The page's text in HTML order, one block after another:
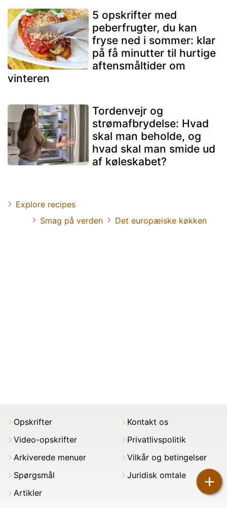
+
5 opskrifter med
peberfrugter, du kan
fryse ned i sommer: klar
på få minutter til hurtige
aftensmåltider om
vinteren
Tordenvejr og
strømafbrydelse: Hvad
skal man beholde, og
hvad skal man smide ud
af køleskabet?
Explore recipes
Smag på verden
Det europæiske køkken
Opskrifter
Video-opskrifter
Arkiverede menuer
Spørgsmål
Artikler
Kontakt os
Privatlivspolitik
Vilkår og betingelser
Juridisk omtale